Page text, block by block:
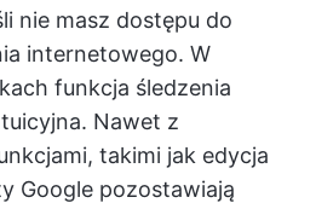
nie masz dostępu do
internetowego. W
funkcja śledzenia
Nawet z
takimi jak edycja
Google pozostawiają